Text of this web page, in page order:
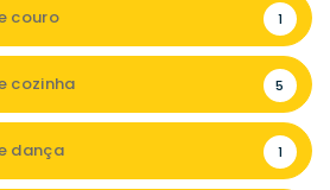
couro 1
cozinha 5
dança 1